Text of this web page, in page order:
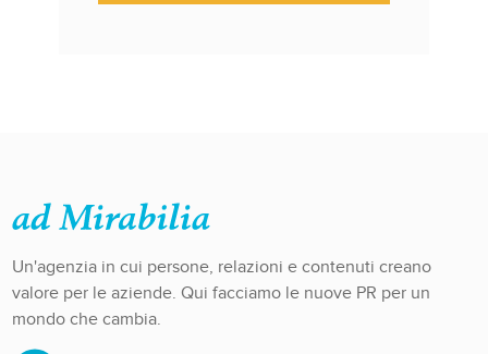
Un'agenzia in cui persone, relazioni e contenuti creano
valore per le aziende. Qui facciamo le nuove PR per un
mondo che cambia.